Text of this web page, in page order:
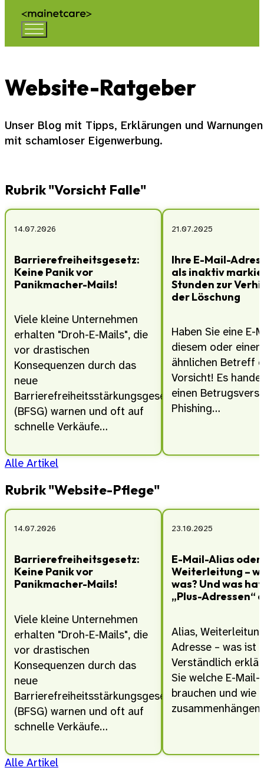
Website-Ratgeber
Unser Blog mit Tipps, Erklärungen und
mit schamloser Eigenwerbung.
Rubrik "Vorsicht Falle"
14.07.2026
Barrierefreiheitsgesetz:
Keine Panik vor
Panikmacher-Mails!
Viele kleine Unternehmen
erhalten "Droh-E-Mails", die
vor drastischen
Konsequenzen durch das
neue
Barrierefreiheitsstärkungsgesetz
(BFSG) warnen und oft auf
schnelle Verkäufe…
21.07.2025
Ihre E-Mail-
als inaktiv
Stunden zur
der Löschung
Haben Sie eine E-
diesem oder
ähnlichen Betreff
Vorsicht! Es
einen
Phishing…
Alle Artikel
Rubrik "Website-Pflege"
14.07.2026
Barrierefreiheitsgesetz:
Keine Panik vor
Panikmacher-Mails!
Viele kleine Unternehmen
erhalten "Droh-E-Mails", die
vor drastischen
Konsequenzen durch das
neue
Barrierefreiheitsstärkungsgesetz
(BFSG) warnen und oft auf
schnelle Verkäufe…
23.10.2025
E-Mail-Alias oder
Weiterleitung –
was? Und was
„Plus-Adressen“
Alias,
Adresse – was ist
Verständlich
Sie welche E-Mail-
brauchen und wie
zusammenhängen.
Alle Artikel